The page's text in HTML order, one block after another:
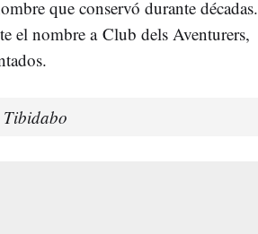
que conservó durante décadas.
el nombre aClub dels Aventurers,
Tibidabo